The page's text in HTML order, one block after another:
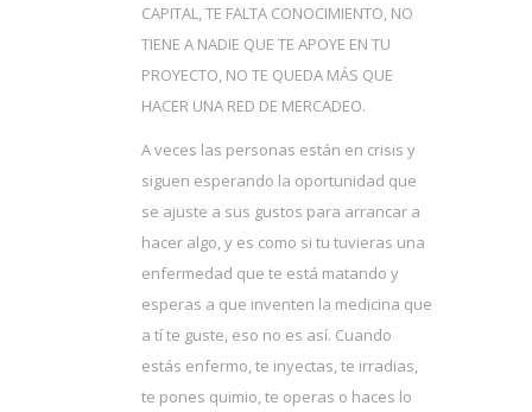
CAPITAL, TE FALTA CONOCIMIENTO, NO
TIENE A NADIE QUE TE APOYE EN TU
PROYECTO, NO TE QUEDA MÁS QUE
HACER UNA RED DE MERCADEO.
A veces las personas están en crisis y
siguen esperando la oportunidad que
se ajuste a sus gustos para arrancar a
hacer algo, y es como si tu tuvieras una
enfermedad que te está matando y
esperas a que inventen la medicina que
a tí te guste, eso no es así. Cuando
estás enfermo, te inyectas, te irradias,
te pones quimio, te operas o haces lo